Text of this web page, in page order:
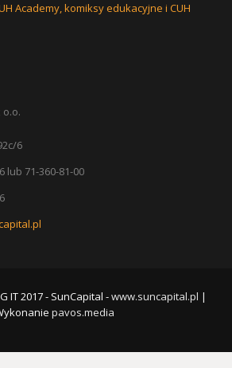
Academy, komiksy edukacyjne i CUH
o.o.
6
lub 71-360-81-00
IT 2017 - SunCapital -www.suncapital.pl |
pavos.media